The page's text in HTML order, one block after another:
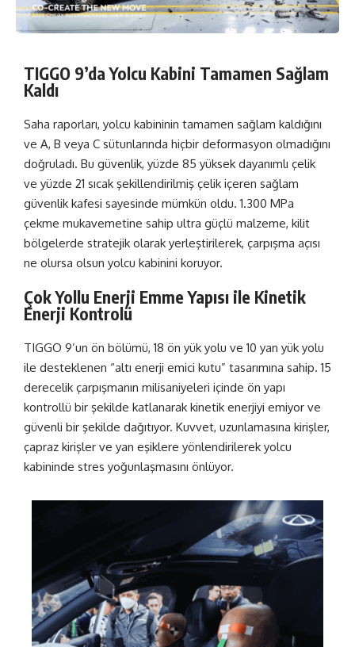
TIGGO 9’da Yolcu Kabini Tamamen Sağlam
Kaldı
Saha raporları, yolcu kabininin tamamen sağlam kaldığını
ve A, B veya C sütunlarında hiçbir deformasyon olmadığını
doğruladı. Bu güvenlik, yüzde 85 yüksek dayanımlı çelik
ve yüzde 21 sıcak şekillendirilmiş çelik içeren sağlam
güvenlik kafesi sayesinde mümkün oldu. 1.300 MPa
çekme mukavemetine sahip ultra güçlü malzeme, kilit
bölgelerde stratejik olarak yerleştirilerek, çarpışma açısı
ne olursa olsun yolcu kabinini koruyor.
Çok Yollu Enerji Emme Yapısı ile Kinetik
Enerji Kontrolü
TIGGO 9’un ön bölümü, 18 ön yük yolu ve 10 yan yük yolu
ile desteklenen “altı enerji emici kutu” tasarımına sahip. 15
derecelik çarpışmanın milisaniyeleri içinde ön yapı
kontrollü bir şekilde katlanarak kinetik enerjiyi emiyor ve
güvenli bir şekilde dağıtıyor. Kuvvet, uzunlamasına kirişler,
çapraz kirişler ve yan eşiklere yönlendirilerek yolcu
kabininde stres yoğunlaşmasını önlüyor.